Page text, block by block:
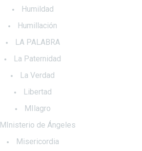
Humildad
Humillación
LA PALABRA
La Paternidad
La Verdad
Libertad
MIlagro
MInisterio de Ángeles
Misericordia